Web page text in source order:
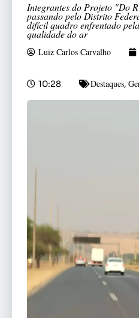
Integrantes do Projeto "Do
passando pelo Distrito
difícil quadro enfrentado
qualidade do ar
Luiz Carlos Carvalho
10:28 Destaques,